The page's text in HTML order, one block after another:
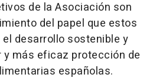
de la Asociación son
del papel que estos
desarrollo sostenible y
y más eficaz protección de
españolas.